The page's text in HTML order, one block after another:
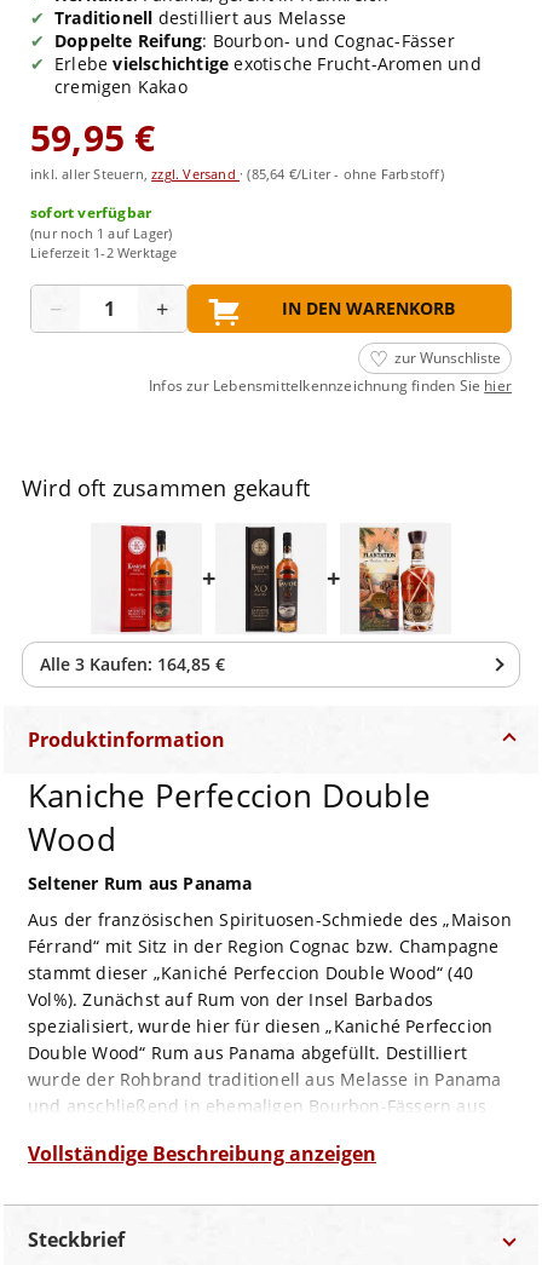
Traditionell destilliert aus Melasse
Doppelte Reifung: Bourbon- und Cognac-Fässer
Erlebevielschichtige exotische Frucht-Aromen und
cremigen Kakao
59,95 €
inkl. aller Steuern,zzgl. Versand ·(85,64 €/Liter - ohne Farbstoff)
sofort verfügbar
(nur noch 1 auf Lager)
Lieferzeit 1-2 Werktage
− + IN DEN WARENKORB
zur Wunschliste
Infos zur Lebensmittelkennzeichnung finden Sie hier
Wird oft zusammen gekauft
+ +
Alle 3 Kaufen: 164,85 €
Produktinformation
Kaniche Perfeccion Double
Wood
Seltener Rum aus Panama
Aus der französischen Spirituosen-Schmiede des „Maison
Férrand“ mit Sitz in der Region Cognac bzw. Champagne
stammt dieser „Kaniché Perfeccion Double Wood“ (40
Vol%). Zunächst auf Rum von der Insel Barbados
spezialisiert, wurde hier für diesen „Kaniché Perfeccion
Double Wood“ Rum aus Panama abgefüllt. Destilliert
wurde der Rohbrand traditionell aus Melasse in Panama
und anschließend in ehemaligen Bourbon-Fässern aus
Panamas gelagert. Nach dieser Phase der ersten
bei „Férrand“ auf Château de Bonbonnet für eine weitere
Reifeperiode in ehemalige Cognac-Fässer umgefüllt.
Vollständige Beschreibung anzeigen
Steckbrief